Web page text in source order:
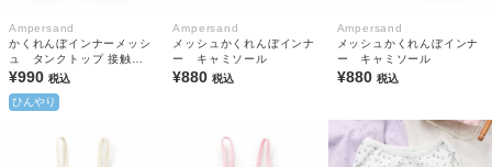
Ampersand
かくれんぼインナーメッシ
ュ タンクトップ 接触冷
感 抗菌防臭
¥990 税込
ひんやり
Ampersand
メッシュかくれんぼインナ
ー キャミソール
¥880税込
Ampersand
メッシュかくれんぼインナ
ー キャミソール
¥880 税込